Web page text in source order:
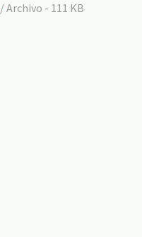
/ Archivo - 111 KB